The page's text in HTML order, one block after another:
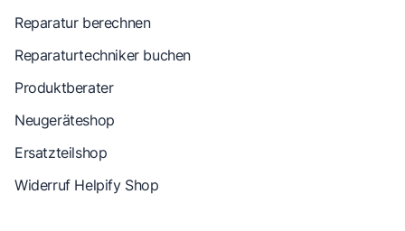
Reparatur berechnen
Reparaturtechniker buchen
Produktberater
Neugeräteshop
Ersatzteilshop
Widerruf Helpify Shop